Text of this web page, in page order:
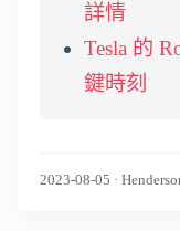
詳情
Tesla 的
鍵時刻
2023-08-05 ·